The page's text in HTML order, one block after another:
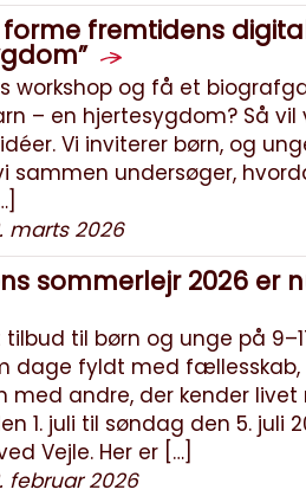
fremtidens
workshop og få et
– en hjertesygdom? Så
Vi inviterer børn, og
sammen undersøger,
marts 2026
sommerlejr 2026 er
til børn og unge på
dage fyldt med
med andre, der kender
1. juli til søndag den 5. juli
Vejle. Her er […]
februar 2026